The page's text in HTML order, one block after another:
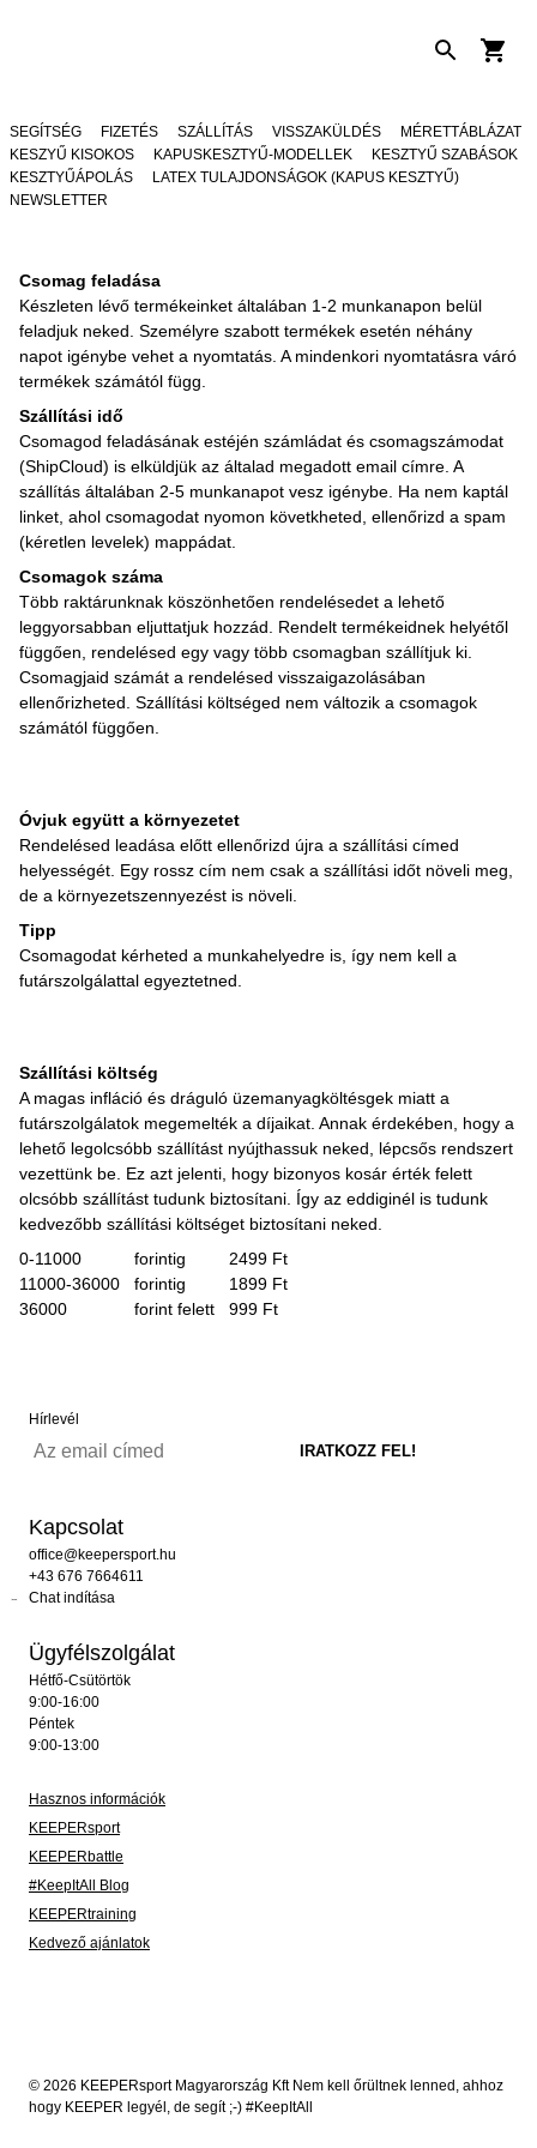
SEGÍTSÉG FIZETÉS SZÁLLÍTÁS VISSZAKÜLDÉS
MÉRETTÁBLÁZAT
KESZYŰ KISOKOS
KAPUSKESZTYŰ-MODELLEK
KESZTYŰ SZABÁSOK
KESZTYŰÁPOLÁS
LATEX TULAJDONSÁGOK (KAPUS KESZTYŰ)
NEWSLETTER
Csomag feladása
Készleten lévő termékeinket általában 1-2 munkanapon belül
feladjuk neked. Személyre szabott termékek esetén néhány
napot igénybe vehet a nyomtatás. A mindenkori nyomtatásra váró
termékek számától függ.
Szállítási idő
Csomagod feladásának estéjén számládat és csomagszámodat
(ShipCloud) is elküldjük az általad megadott email címre. A
szállítás általában 2-5 munkanapot vesz igénybe. Ha nem kaptál
linket, ahol csomagodat nyomon követkheted, ellenőrizd a spam
(kéretlen levelek) mappádat.
Csomagok száma
Több raktárunknak köszönhetően rendelésedet a lehető
leggyorsabban eljuttatjuk hozzád. Rendelt termékeidnek helyétől
függően, rendelésed egy vagy több csomagban szállítjuk ki.
Csomagjaid számát a rendelésed visszaigazolásában
ellenőrizheted. Szállítási költséged nem változik a csomagok
számától függően.
Óvjuk együtt a környezetet
Rendelésed leadása előtt ellenőrizd újra a szállítási címed
helyességét. Egy rossz cím nem csak a szállítási időt növeli meg,
de a környezetszennyezést is növeli.
Tipp
Csomagodat kérheted a munkahelyedre is, így nem kell a
futárszolgálattal egyeztetned.
Szállítási költség
A magas infláció és dráguló üzemanyagköltésgek miatt a
futárszolgálatok megemelték a díjaikat. Annak érdekében, hogy a
lehető legolcsóbb szállítást nyújthassuk neked, lépcsős rendszert
vezettünk be. Ez azt jelenti, hogy bizonyos kosár érték felett
olcsóbb szállítást tudunk biztosítani. Így az eddiginél is tudunk
kedvezőbb szállítási költséget biztosítani neked.
0-11000 forintig 2499 Ft
11000-36000 forintig 1899 Ft
36000 forint felett 999 Ft
Hírlevél
Kapcsolat
office@keepersport.hu
+43 676 7664611
Chat indítása
Ügyfélszolgálat
Hétfő-Csütörtök
9:00-16:00
Péntek
9:00-13:00
Hasznos információk
KEEPERsport
KEEPERbattle
#KeepItAll Blog
KEEPERtraining
Kedvező ajánlatok
© 2026 KEEPERsport Magyarország Kft Nem kell őrültnek lenned, ahhoz
hogy KEEPER legyél, de segít ;-) #KeepItAll